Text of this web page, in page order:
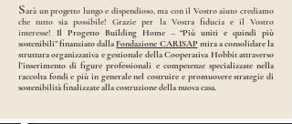
Sarà un progetto lungo e dispendioso, ma con il Vostro aiuto crediamo
che tutto sia possibile! Grazie per la Vostra fiducia e il Vostro
interesse! Il Progetto Building Home – “Più uniti e quindi più
sostenibili” finanziato dalla Fondazione CARISAP mira a consolidare la
struttura organizzativa e gestionale della Cooperativa Hobbit attraverso
l’inserimento di figure professionali e competenze specializzate nella
raccolta fondi e più in generale nel costruire e promuovere strategie di
sostenibilità finalizzate alla costruzione della nuova casa.